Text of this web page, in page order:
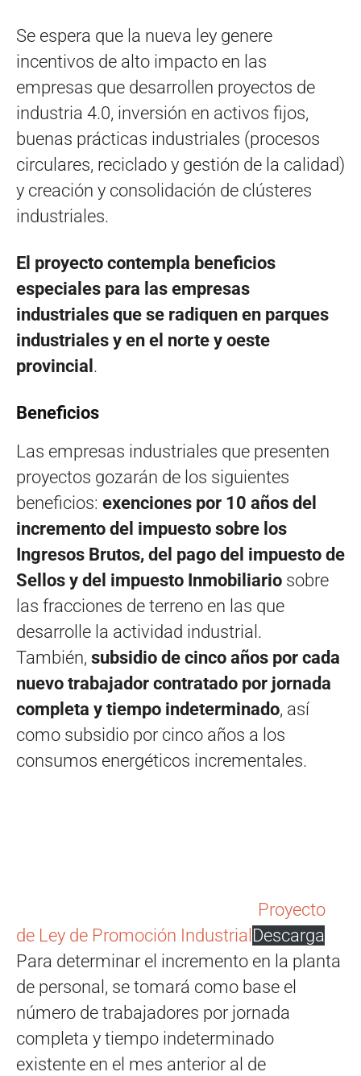
Se espera que la nueva ley genere
incentivos de alto impacto en las
empresas que desarrollen proyectos de
industria 4.0, inversión en activos fijos,
buenas prácticas industriales (procesos
circulares, reciclado y gestión de la calidad)
y creación y consolidación de clústeres
industriales.
El proyecto contempla beneficios
especiales para las empresas
industriales que se radiquen en parques
industriales y en el norte y oeste
provincial .
Beneficios
Las empresas industriales que presenten
proyectos gozarán de los siguientes
beneficios: exenciones por 10 años del
incremento del impuesto sobre los
Ingresos Brutos, del pago del impuesto de
Sellos y del impuesto Inmobiliario sobre
las fracciones de terreno en las que
desarrolle la actividad industrial.
También, subsidio de cinco años por cada
nuevo trabajador contratado por jornada
completa y tiempo indeterminado, así
como subsidio por cinco años a los
consumos energéticos incrementales.
Proyecto
de Ley de Promoción Industrial Descarga
Para determinar el incremento en la planta
de personal, se tomará como base el
número de trabajadores por jornada
completa y tiempo indeterminado
existente en el mes anterior al de